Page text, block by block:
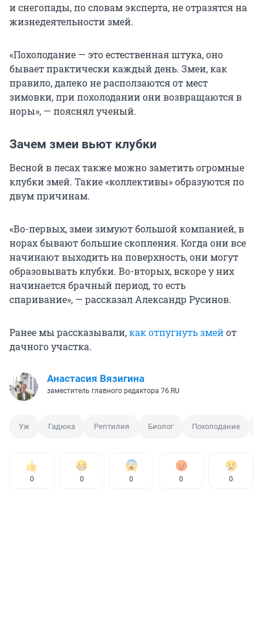
и снегопады, по словам эксперта, не отразятся на
жизнедеятельности змей.
«Похолодание — это естественная штука, оно
бывает практически каждый день. Змеи, как
правило, далеко не расползаются от мест
зимовки, при похолодании они возвращаются в
норы», — пояснял ученый.
Зачем змеи вьют клубки
Весной в лесах также можно заметить огромные
клубки змей. Такие «коллективы» образуются по
двум причинам.
«Во-первых, змеи зимуют большой компанией, в
норах бывают большие скопления. Когда они все
начинают выходить на поверхность, они могут
образовывать клубки. Во-вторых, вскоре у них
начинается брачный период, то есть
спаривание», — рассказал Александр Русинов.
Ранее мы рассказывали,как отпугнуть змейот
дачного участка.
Анастасия Вязигина
заместитель главного редактора 76.RU
Уж Гадюка Рептилия Биолог Похолодание
0 0 0 0 0